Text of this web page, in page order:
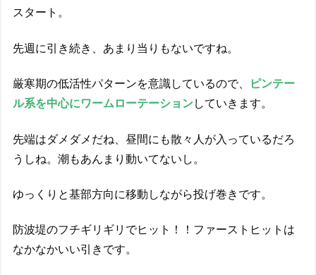
スタート。
先週に引き続き、あまり当りもないですね。
厳寒期の低活性パターンを意識しているので、
ピンテー
ル系を中心にワームローテーションしていきます。
先端はダメダメだね、昼間にも散々人が入っているだろ
うしね。潮もあんまり動いてないし。
ゆっくりと基部方向に移動しながら投げ巻きです。
防波堤のフチギリギリでヒット！！ファーストヒットは
なかなかいい引きです。